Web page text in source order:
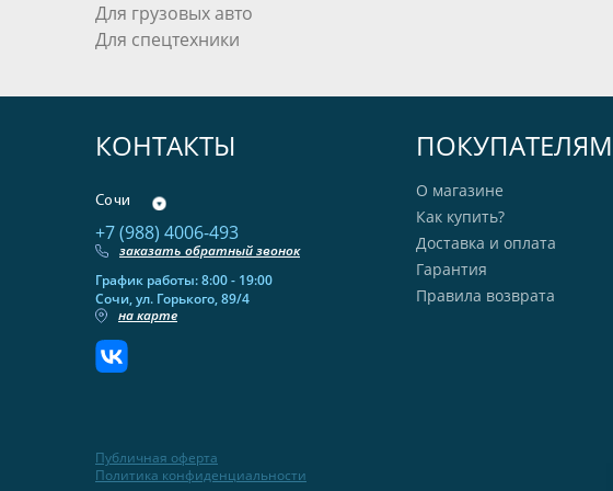
Для грузовых авто
Для спецтехники
КОНТАКТЫ
Сочи
+7 (988) 4006-493
заказать обратный звонок
График работы: 8:00 - 19:00
Сочи, ул. Горького, 89/4
на карте
ПОКУПАТЕЛЯМ
О магазине
Как купить?
Доставка и оплата
Гарантия
Правила возврата
Публичная оферта
Политика конфиденциальности